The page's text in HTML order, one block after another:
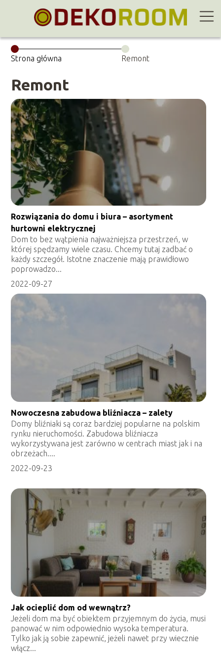
Strona główna Remont
Remont
Rozwiązania do domu i biura – asortyment
hurtowni elektrycznej
Dom to bez wątpienia najważniejsza przestrzeń, w
której spędzamy wiele czasu. Chcemy tutaj zadbać o
każdy szczegół. Istotne znaczenie mają prawidłowo
poprowadzo...
2022-09-27
Nowoczesna zabudowa bliźniacza – zalety
Domy bliźniaki są coraz bardziej popularne na polskim
rynku nieruchomości. Zabudowa bliźniacza
wykorzystywana jest zarówno w centrach miast jak i na
obrzeżach....
2022-09-23
Jak ocieplić dom od wewnątrz?
Jeżeli dom ma być obiektem przyjemnym do życia, musi
panować w nim odpowiednio wysoka temperatura.
Tylko jak ją sobie zapewnić, jeżeli nawet przy wiecznie
włącz...